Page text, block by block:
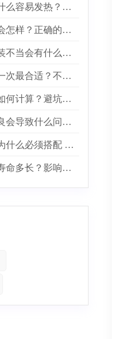
？常见故障原因分析
确的充放电方式详解
什么风险？专业建议
适？不同地区差异大
？避坑指南看这里
什么问题？如何改善
搭配 MPPT 控制器？
影响寿命的关键因素